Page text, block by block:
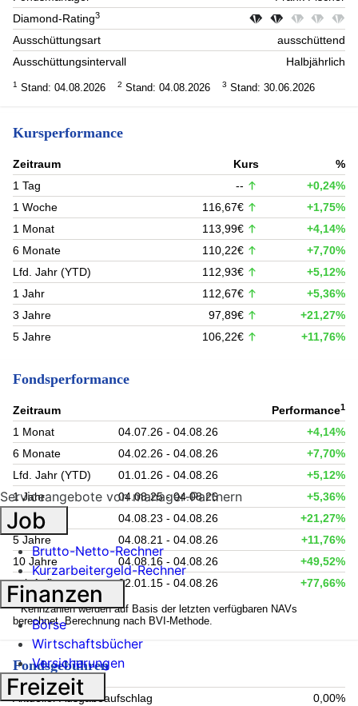
Diamond-Rating3
Ausschüttungsart
ausschüttend
Ausschüttungsintervall
Halbjährlich
1 Stand: 04.08.2026 2 Stand: 04.08.2026 3 Stand: 30.06.2026
Kursperformance
Zeitraum Kurs
%
1 Tag
--
+0,24%
1 Woche
116,67€
+1,75%
1 Monat
113,99€
+4,14%
6 Monate
110,22€
+7,70%
Lfd. Jahr (YTD)
112,93€
+5,12%
1 Jahr
112,67€
+5,36%
3 Jahre
97,89€
+21,27%
5 Jahre
106,22€ +11,76%
Fondsperformance
Zeitraum Performance1
1 Monat 04.07.26 - 04.08.26
+4,14%
6 Monate
04.02.26 - 04.08.26
+7,70%
Lfd. Jahr (YTD)
01.01.26 - 04.08.26
+5,12%
1 Jahr
04.08.25 - 04.08.26
+5,36%
3 Jahre
04.08.23 - 04.08.26
+21,27%
5 Jahre
04.08.21 - 04.08.26
+11,76%
10 Jahre
04.08.16 - 04.08.26
+49,52%
seit Auflage
02.01.15 - 04.08.26 +77,66%
1Kennzahlen werden auf Basis der letzten verfügbaren NAVs
berechnet. Berechnung nach BVI-Methode.
Fondsgebühren
Aktueller Ausgabeaufschlag
0,00%
Serviceangebote von manager-Partnern
Job
Brutto-Netto-Rechner
Kurzarbeitergeld-Rechner
Finanzen
Börse
Wirtschaftsbücher
Versicherungen
Freizeit